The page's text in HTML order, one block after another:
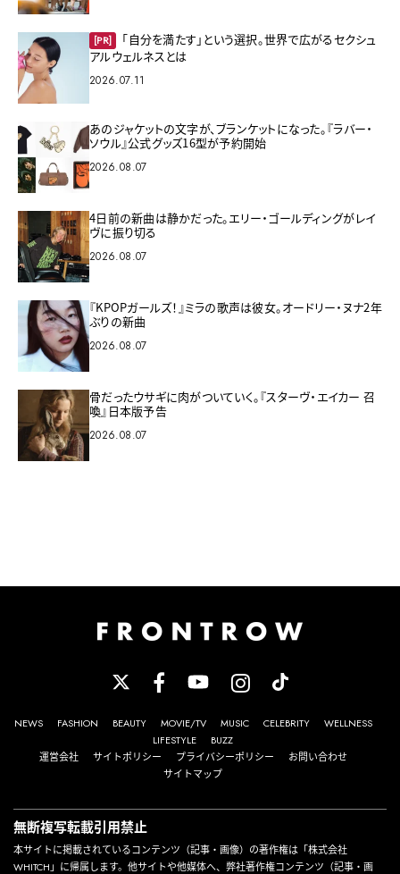
[PR]
「自分を満たす」という選択。世界で広がるセクシュ
アルウェルネスとは
2026.07.11
あのジャケットの文字が、ブランケットになった。『ラバー・
ソウル』公式グッズ16型が予約開始
2026.08.07
4日前の新曲は静かだった。エリー・ゴールディングがレイ
ヴに振り切る
2026.08.07
『KPOPガールズ！』ミラの歌声は彼女。オードリー・ヌナ2年
ぶりの新曲
2026.08.07
骨だったウサギに肉がついていく。『スターヴ・エイカー 召
喚』日本版予告
2026.08.07
NEWS FASHION BEAUTY MOVIE/TV MUSIC CELEBRITY
WELLNESS
LIFESTYLE
BUZZ
運営会社
サイトポリシー プライバシーポリシー
お問い合わせ
サイトマップ
無断複写転載引用禁止
本サイトに掲載されているコンテンツ（記事・画像）の著作権は「株式会社
WHITCH」に帰属します。他サイトや他媒体へ、弊社著作権コンテンツ（記事・画